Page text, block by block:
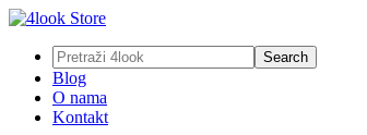
Blog
O nama
Kontakt